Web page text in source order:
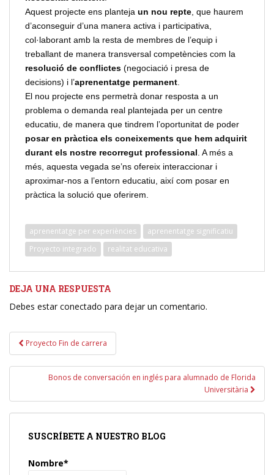
Aquest projecte ens planteja un nou repte, que haurem
d’aconseguir d’una manera activa i participativa,
col·laborant amb la resta de membres de l’equip i
treballant de manera transversal competències com la
resolució de conflictes (negociació i presa de
decisions) i l’aprenentatge permanent.
El nou projecte ens permetrà donar resposta a un
problema o demanda real plantejada per un centre
educatiu, de manera que tindrem l’oportunitat de poder
posar en pràctica els coneixements que hem adquirit
durant els nostre recorregut professional. A més a
més, aquesta vegada se’ns ofereix interaccionar i
aproximar-nos a l’entorn educatiu, així com posar en
pràctica la solució que oferirem.
aprenentatge per experiències
aprenentatge significatiu
Proyecto integrado
realitat educativa
DEJA UNA RESPUESTA
Debes estar conectado para dejar un comentario.
Navegación
de
entradas
Proyecto Fin de carrera
Bonos de conversación en inglés para alumnado de Florida
Universitària
SUSCRÍBETE A NUESTRO BLOG
Nombre*